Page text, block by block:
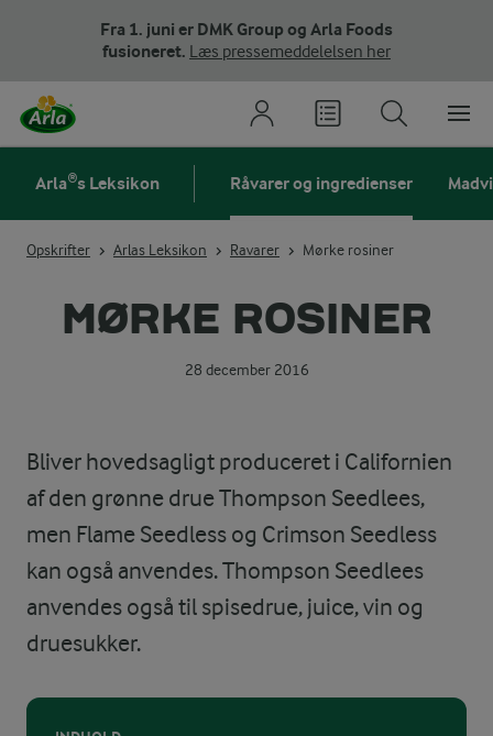
Fra 1. juni er DMK Group og Arla Foods
fusioneret. Læs pressemeddelelsen her
Arla®s Leksikon Råvarer og ingredienser
Opskrifter Arlas Leksikon Ravarer Mørke rosiner
MØRKE ROSINER
28 december 2016
Bliver hovedsagligt produceret i Californien
af den grønne drue Thompson Seedlees,
men Flame Seedless og Crimson Seedless
kan også anvendes. Thompson Seedlees
anvendes også til spisedrue, juice, vin og
druesukker.